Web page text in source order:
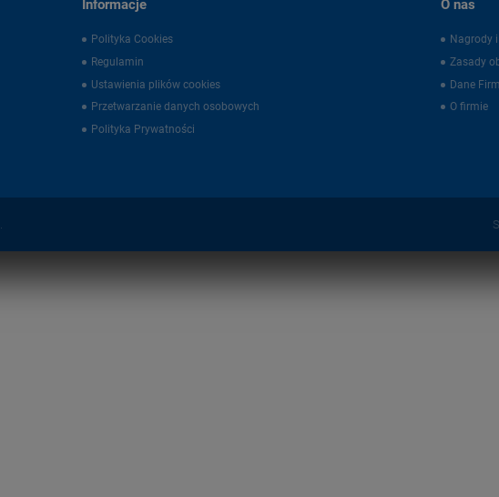
Informacje
Polityka Cookies
Regulamin
Ustawienia plików cookies
Przetwarzanie danych osobowych
Polityka Prywatności
O nas
Nagrody
Zasady
Dane
O firmie